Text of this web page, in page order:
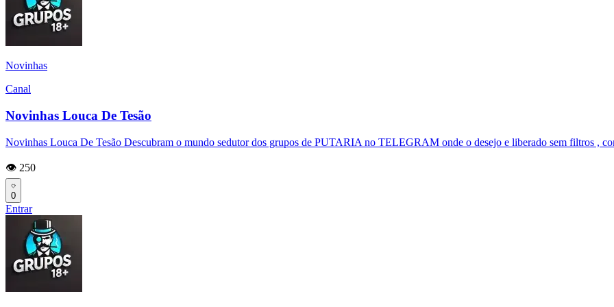
Novinhas
Canal
Novinhas Louca De Tesão
Novinhas Louca De Tesão Descubram o mundo sedutor dos grupos de PUTARIA no TELEGRAM onde o desejo e liberado sem filtros ,
👁️ 250
0
Entrar